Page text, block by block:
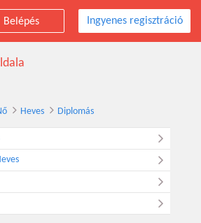
Belépés Ingyenes regisztráció
nők, Heves
Heves Diplomás